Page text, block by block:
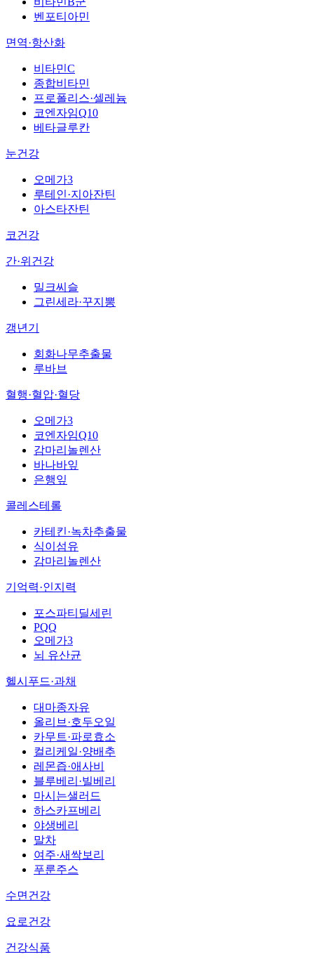
벤포티아민
면역·항산화
비타민C
종합비타민
프로폴리스·셀레늄
코엔자임Q10
베타글루칸
눈건강
오메가3
루테인·지아잔틴
아스타잔틴
코건강
간·위건강
밀크씨슬
그린세라·꾸지뽕
갱년기
회화나무추출물
루바브
혈행·혈압·혈당
오메가3
코엔자임Q10
감마리놀렌산
바나바잎
은행잎
콜레스테롤
카테킨·녹차추출물
식이섬유
감마리놀렌산
기억력·인지력
포스파티딜세린
PQQ
오메가3
뇌 유산균
헬시푸드·과채
대마종자유
올리브·호두오일
카무트·파로효소
컬리케일·양배추
레몬즙·애사비
블루베리·빌베리
마시는샐러드
하스카프베리
야생베리
말차
여주·새싹보리
푸룬주스
수면건강
요로건강
건강식품